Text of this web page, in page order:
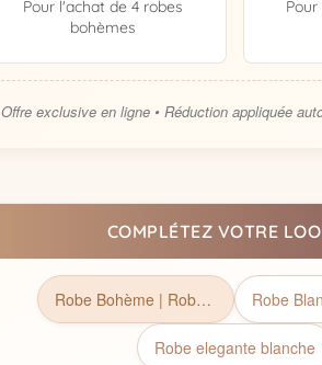
Pour l'achat de 4 robes
bohèmes
Offre exclusive en ligne • Réduction appliquée
COMPLÉTEZ VOTRE
Robe Bohème | Robe Bohème chic
Robe elegante blanche​